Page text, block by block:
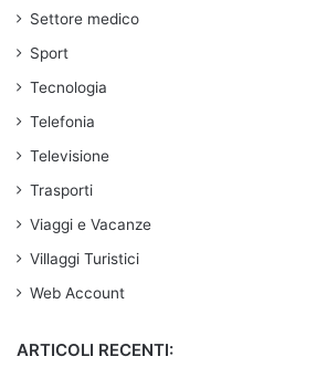
Settore medico
Sport
Tecnologia
Telefonia
Televisione
Trasporti
Viaggi e Vacanze
Villaggi Turistici
Web Account
ARTICOLI RECENTI: